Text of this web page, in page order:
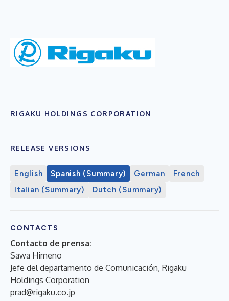
RIGAKU HOLDINGS CORPORATION
RELEASE VERSIONS
English Spanish (Summary) German
French
Italian (Summary)
Dutch (Summary)
CONTACTS
Contacto de prensa:
Sawa Himeno
Jefe del departamento de Comunicación, Rigaku
Holdings Corporation
prad@rigaku.co.jp